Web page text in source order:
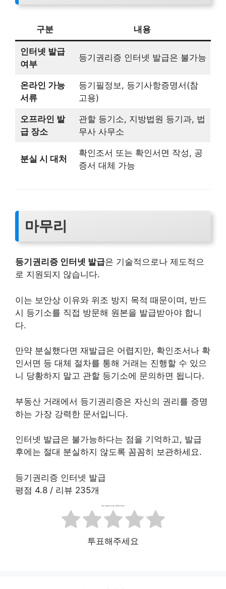
구분 내용
인터넷 발급
여부
등기권리증 인터넷 발급은 불가능
온라인 가능
서류
등기필정보, 등기사항증명서(참
고용)
오프라인 발
급 장소
관할 등기소, 지방법원 등기과, 법
무사 사무소
분실 시 대처
확인조서 또는 확인서면 작성, 공
증서 대체 가능
마무리
등기권리증 인터넷 발급은 기술적으로나 제도적으
로 지원되지 않습니다.
이는 보안상 이유와 위조 방지 목적 때문이며, 반드
시 등기소를 직접 방문해 원본을 발급받아야 합니
다.
만약 분실했다면 재발급은 어렵지만, 확인조서나 확
인서면 등 대체 절차를 통해 거래는 진행할 수 있으
니 당황하지 말고 관할 등기소에 문의하면 됩니다.
부동산 거래에서 등기권리증은 자신의 권리를 증명
하는 가장 강력한 문서입니다.
인터넷 발급은 불가능하다는 점을 기억하고, 발급
후에는 절대 분실하지 않도록 꼼꼼히 보관하세요.
등기권리증 인터넷 발급
평점 4.8 / 리뷰 235개
글이 마음에 든다면 선택해 주세요
투표해주세요